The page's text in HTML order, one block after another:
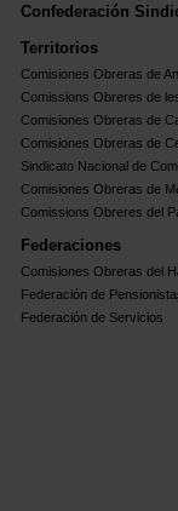
Confederación
Territorios
Comisiones Obreras de
Comissions Obreres de
Comisiones Obreras de
Comisiones Obreras de
Sindicato Nacional de
Comisiones Obreras de
Comissions Obreres del
Federaciones
Comisiones Obreras del
Federación de
Federación de Servicios